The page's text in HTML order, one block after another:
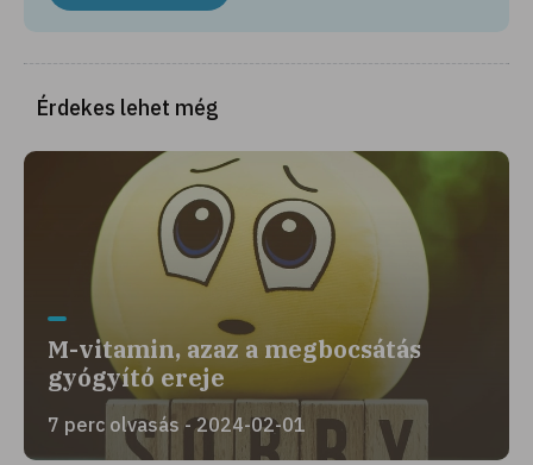
Érdekes lehet még
M-vitamin, azaz a megbocsátás
gyógyító ereje
7 perc olvasás - 2024-02-01